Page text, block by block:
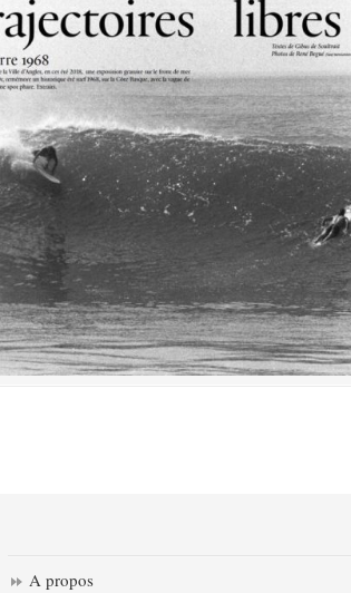
A propos